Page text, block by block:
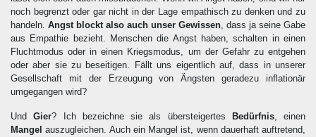
noch begrenzt oder gar nicht in der Lage empathisch zu denken und zu
handeln. Angst blockt also auch unser Gewissen, dass ja seine Gabe
aus Empathie bezieht. Menschen die Angst haben, schalten in einen
Fluchtmodus oder in einen Kriegsmodus, um der Gefahr zu entgehen
oder aber sie zu beseitigen. Fällt uns eigentlich auf, dass in unserer
Gesellschaft mit der Erzeugung von Ängsten geradezu inflationär
umgegangen wird?
UndGier? Ich bezeichne sie als übersteigertes Bedürfnis, einen
Mangel auszugleichen. Auch ein Mangel ist, wenn dauerhaft auftretend,